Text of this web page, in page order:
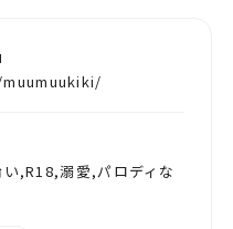
,R18,溺愛,パロディな